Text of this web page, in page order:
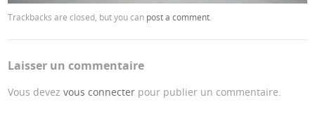
Trackbacks are closed, but you can post a comment
Laisser un commentaire
Vous devezvous connecter pour publier un commentaire.